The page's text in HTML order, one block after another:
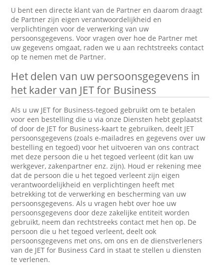
U bent een directe klant van de Partner en daarom draagt
de Partner zijn eigen verantwoordelijkheid en
verplichtingen voor de verwerking van uw
persoonsgegevens. Voor vragen over hoe de Partner met
uw gegevens omgaat, raden we u aan rechtstreeks contact
op te nemen met de Partner.
Het delen van uw persoonsgegevens in
het kader van JET for Business
Als u uw JET for Business-tegoed gebruikt om te betalen
voor een bestelling die u via onze Diensten hebt geplaatst
of door de JET for Business-kaart te gebruiken, deelt JET
persoonsgegevens (zoals e-mailadres en gegevens over uw
bestelling en tegoed) voor het uitvoeren van ons contract
met deze persoon die u het tegoed verleent (dit kan uw
werkgever, zakenpartner enz. zijn). Houd er rekening mee
dat de persoon die u het tegoed verleent zijn eigen
verantwoordelijkheid en verplichtingen heeft met
betrekking tot de verwerking en bescherming van uw
persoonsgegevens. Als u vragen hebt over hoe uw
persoonsgegevens door deze zakelijke entiteit worden
gebruikt, neem dan rechtstreeks contact met hen op. De
persoon die u het tegoed verleent, deelt ook
persoonsgegevens met ons, om ons en de dienstverleners
van de JET for Business Card in staat te stellen u diensten
te verlenen.